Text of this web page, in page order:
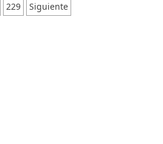
229 Siguiente